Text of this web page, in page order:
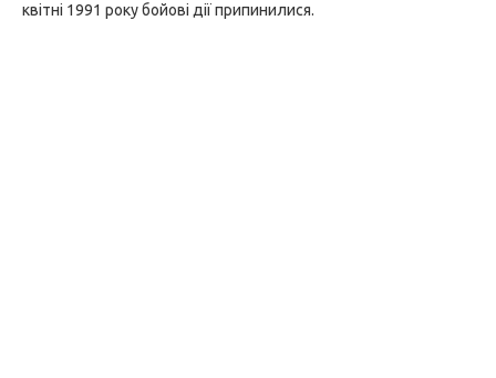
квітні 1991 року бойові дії припинилися.